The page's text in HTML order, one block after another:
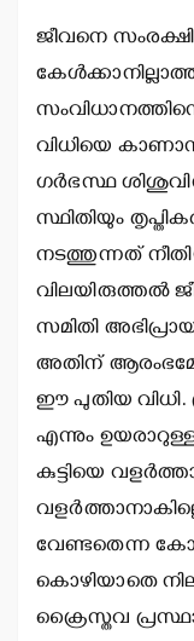
ജീവനെ
വിധിയെ
ഗര്‍ഭസ്ഥ
സ്ഥിതിയും
നടത്തുന്നത്
വിലയിരുത്തല്‍
സമിതി
അതിന്
ഈ പുതിയ
എന്നും
കുട്ടിയെ
വേണ്ടതെന്ന
കൊഴിയാതെ
ക്രൈസ്തവ